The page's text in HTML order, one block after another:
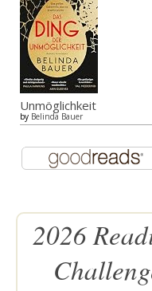
Unmöglichkeit
by Belinda Bauer
2026